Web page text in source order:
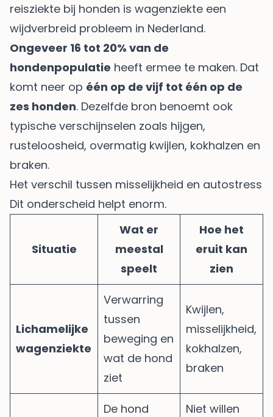
reisziekte bij honden is wagenziekte een
wijdverbreid probleem in Nederland.
Ongeveer 16 tot 20% van de
hondenpopulatie heeft ermee te maken. Dat
komt neer op één op de vijf tot één op de
zes honden. Dezelfde bron benoemt ook
typische verschijnselen zoals hijgen,
rusteloosheid, overmatig kwijlen, kokhalzen en
braken.
Het verschil tussen misselijkheid en autostress
Dit onderscheid helpt enorm.
Situatie
Wat er
meestal
speelt
Hoe het
eruit kan
zien
Lichamelijke
wagenziekte
Verwarring
tussen
beweging en
wat de hond
ziet
Kwijlen,
misselijkheid,
kokhalzen,
braken
De hond
Niet willen